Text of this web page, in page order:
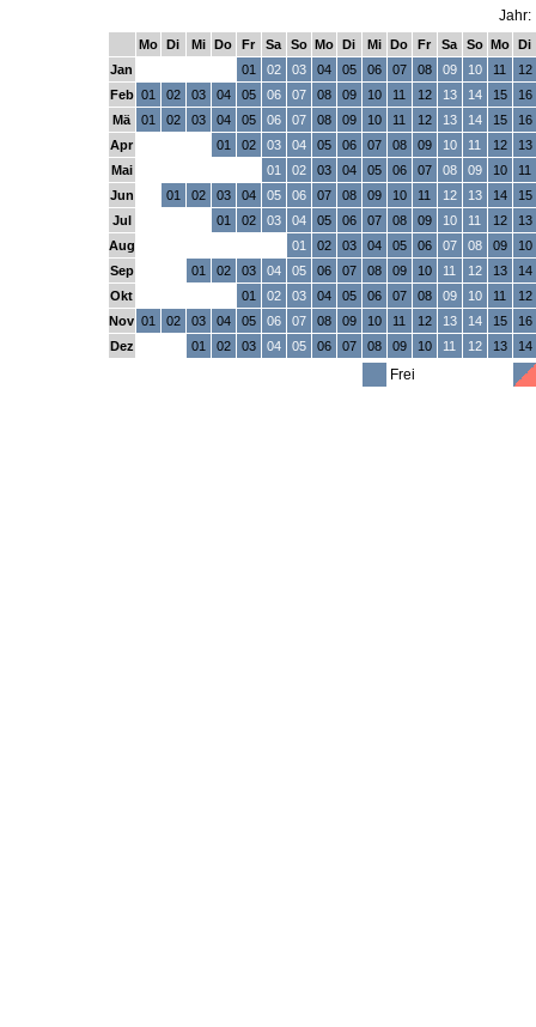
Jahr:
Mo Di Mi Do Fr Sa So Mo Di Mi Do Fr Sa So Mo
Di
Jan
01 02 03 04 05 06 07 08 09 10 11
12
Feb 01 02 03 04 05 06 07 08 09 10 11 12 13 14 15
16
Mä
01 02 03 04 05 06 07 08 09 10 11 12 13 14 15
16
Apr
01 02 03 04 05 06 07 08 09 10 11 12
13
Mai
01 02 03 04 05 06 07 08 09 10
11
Jun
01 02 03 04 05 06 07 08 09 10 11 12 13 14
15
Jul
01 02 03 04 05 06 07 08 09 10 11 12
13
Aug
01 02 03 04 05 06 07 08 09
10
Sep
01 02 03 04 05 06 07 08 09 10 11 12 13
14
Okt
01 02 03 04 05 06 07 08 09 10 11
12
Nov 01 02 03 04 05 06 07 08 09 10 11 12 13 14 15
16
Dez
01 02 03 04 05 06 07 08 09 10 11 12 13 14
Frei